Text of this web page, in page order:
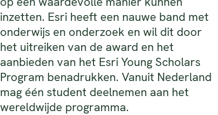
inzetten. Esri heeft een nauwe band met
onderwijs en onderzoek en wil dit door
het uitreiken van de award en het
aanbieden van het Esri Young Scholars
Program benadrukken. Vanuit Nederland
mag één student deelnemen aan het
wereldwijde programma.